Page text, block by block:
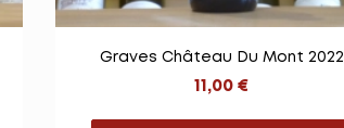
Vue rapide
Graves Château Du Mont 2022
11,00 €